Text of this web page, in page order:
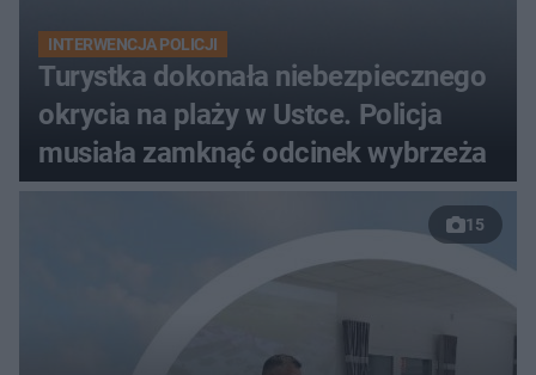
INTERWENCJA POLICJI
Turystka dokonała niebezpiecznego
okrycia na plaży w Ustce. Policja
musiała zamknąć odcinek wybrzeża
15